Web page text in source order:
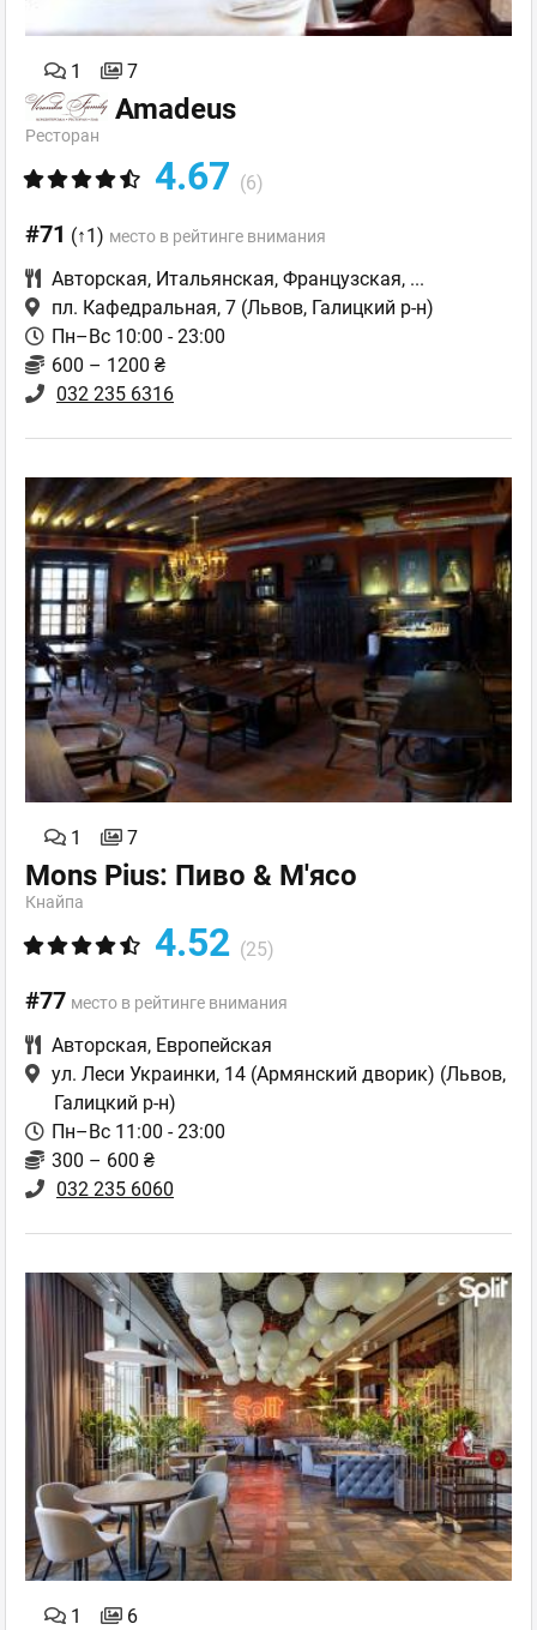
1 7
Amadeus
Ресторан
4.67 (6)
#71 (↑1) место в рейтинге внимания
Авторская, Итальянская, Французская, ...
пл. Кафедральная, 7 (Львов, Галицкий р-н)
Пн–Вс 10:00 - 23:00
600 – 1200 ₴
032 235 6316
1 7
Mons Pius: Пиво & М'ясо
Кнайпа
4.52 (25)
#77 место в рейтинге внимания
Авторская, Европейская
ул. Леси Украинки, 14 (Армянский дворик) (Львов,
Галицкий р-н)
Пн–Вс 11:00 - 23:00
300 – 600 ₴
032 235 6060
1 6